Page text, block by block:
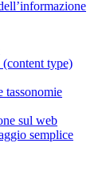
type)
tassonomie
sul web
semplice